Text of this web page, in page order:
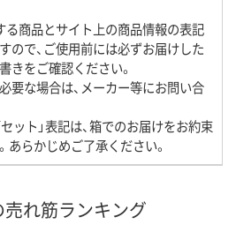
る商品とサイト上の商品情報の表記
ので、ご使用前には必ずお届けした
きをご確認ください。
要な場合は、メーカー等にお問い合
ット」表記は、箱でのお届けをお約束
あらかじめご了承ください。
れ筋ランキング